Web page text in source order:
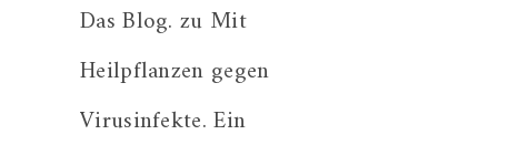
Das Blog. zu Mit
Heilpflanzen gegen
Virusinfekte. Ein